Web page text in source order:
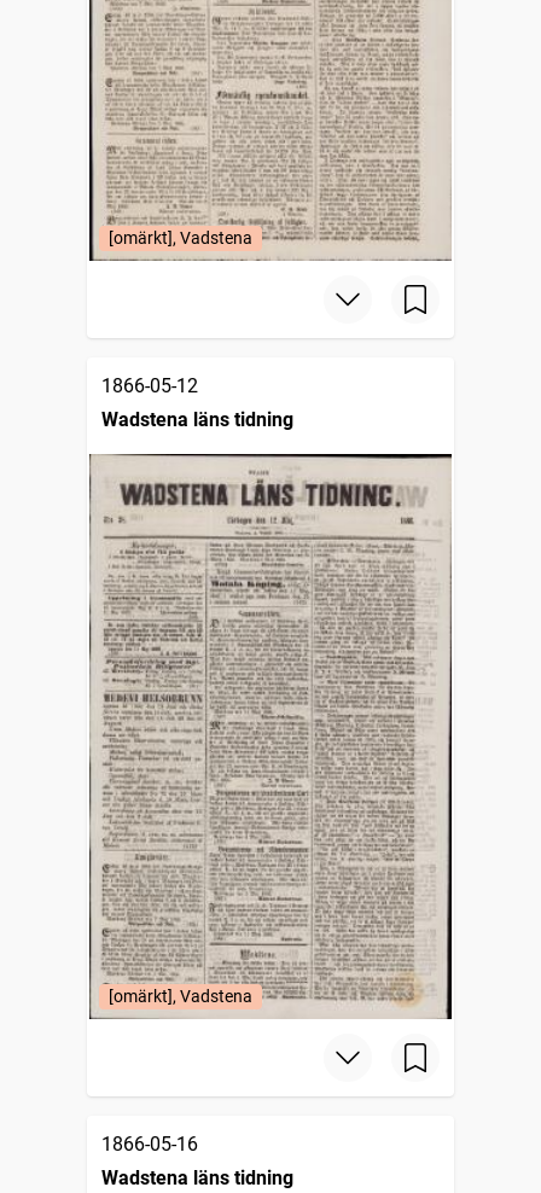
[omärkt], Vadstena
1866-05-12
Wadstena läns tidning
[omärkt], Vadstena
1866-05-16
Wadstena läns tidning